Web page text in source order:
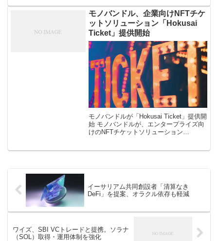
ベント（TGE）を […]
モノバンドル、企業向けNFTチケ
ットソリューション「Hokusai
Ticket」提供開始
モノバンドルが「Hokusai Ticket」提供開
始 モノバンドルが、エンタープライズ向
けのNFTチケットソリューション
イーサリアム共同創設者「清算なき
DeFi」を提案、オラクル依存も軽減
ワイズ、SBI VCトレードと提携。ソラナ
（SOL）取得・運用体制を強化